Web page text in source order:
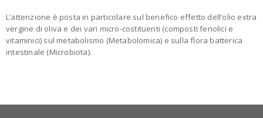
L’attenzione è posta in particolare sul benefico effetto dell’olio extra
vergine di oliva e dei vari micro-costituenti (composti fenolici e
vitaminici) sul metabolismo (Metabolomica) e sulla flora batterica
intestinale (Microbiota).